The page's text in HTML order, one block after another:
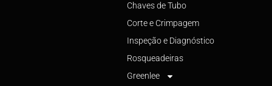
Chaves de Tubo
Corte e Crimpagem
Inspeção e Diagnóstico
Rosqueadeiras
Greenlee